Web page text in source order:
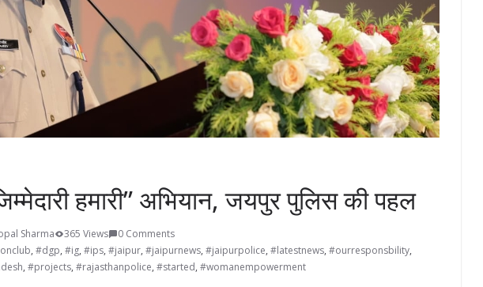
हमारी” अभियान, जयपुर पुलिस की पहल
Sharma 365 Views
0 Comments
, #dgp, #ig, #ips, #jaipur, #jaipurnews, #jaipurpolice, #latestnews, #ourresponsbility,
, #projects, #rajasthanpolice, #started, #womanempowerment